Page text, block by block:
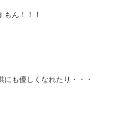
もん！！！
も優しくなれたり・・・